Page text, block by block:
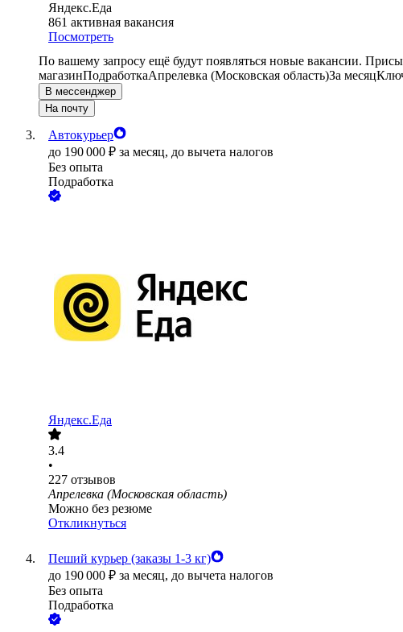
Яндекс.Еда
861 активная вакансия
Посмотреть
По вашему запросу ещё будут появляться новые вакансии.
магазинПодработкаАпрелевка (Московская область)За месяц
В мессенджер
На почту
Автокурьер
до 190 000 ₽ за месяц, до вычета налогов
Без опыта
Подработка
Яндекс.Еда
3.4
•
227 отзывов
Апрелевка (Московская область)
Можно без резюме
Откликнуться
Пеший курьер (заказы 1-3 кг)
до 190 000 ₽ за месяц, до вычета налогов
Без опыта
Подработка